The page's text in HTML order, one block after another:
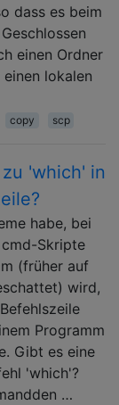
dass es beim
einen Ordner
lokalen
copy scp
'which' in
habe, bei
cmd-Skripte
(früher auf
wird,
Programm
Gibt es eine
'which'?
…